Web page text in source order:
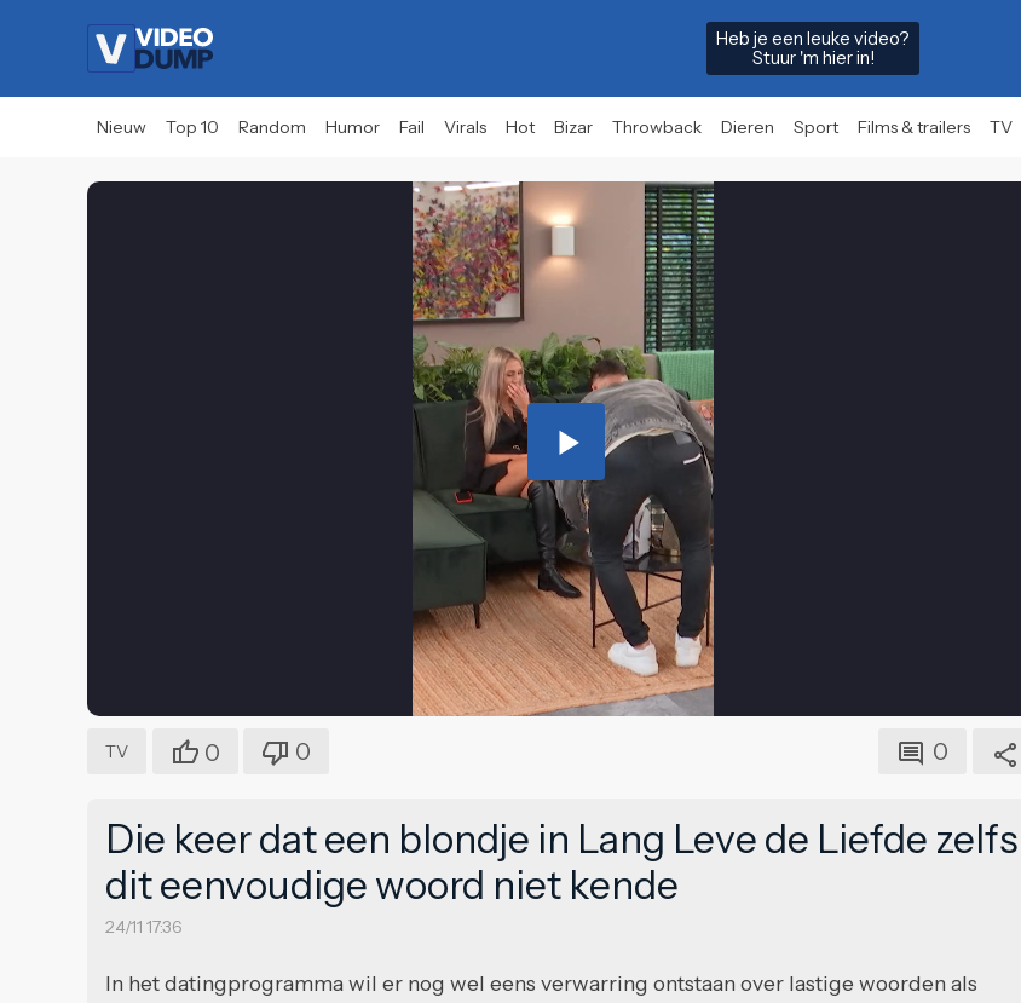
Heb je een leuke video?
Stuur 'm hier in!
Nieuw Top 10 Random Humor Fail Virals Hot Bizar Throwback Dieren Sport Films & trailers TV
Play
Video
TV 0 0 0
Die keer dat een blondje in Lang Leve de Liefde zelfs
dit eenvoudige woord niet kende
24/11 17:36
In het datingprogramma wil er nog wel eens verwarring ontstaan over lastige woorden als